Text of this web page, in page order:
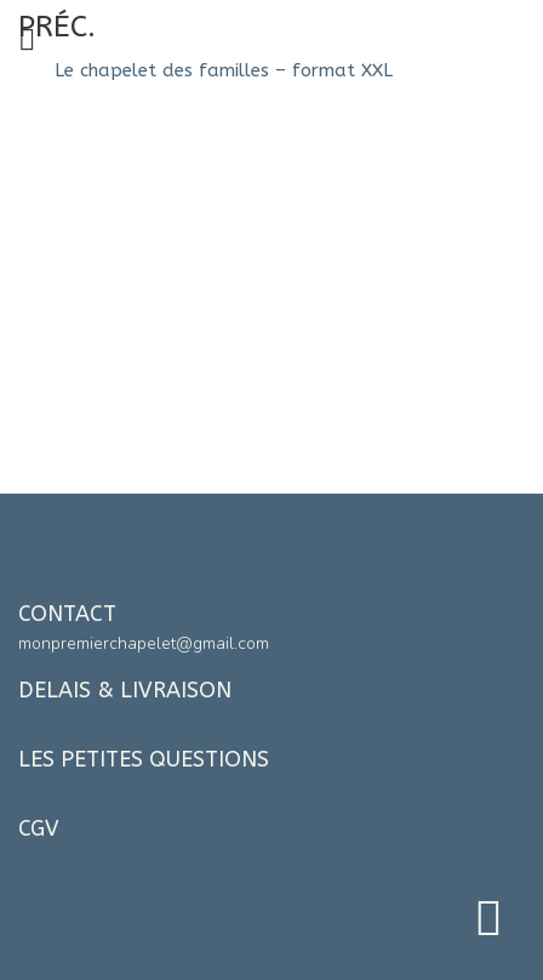
PRÉC.
Le chapelet des familles – format XXL
CONTACT
monpremierchapelet@gmail.com
DELAIS & LIVRAISON
LES PETITES QUESTIONS
CGV